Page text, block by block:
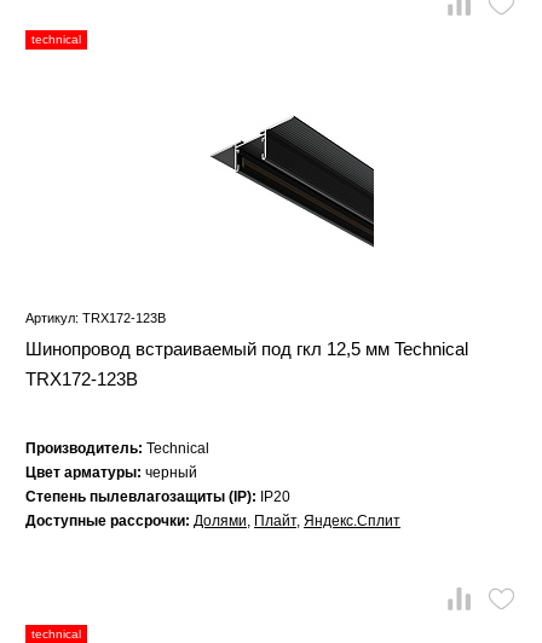
technical
Артикул: TRX172-123B
Шинопровод встраиваемый под гкл 12,5 мм Technical
TRX172-123B
Производитель: Technical
Цвет арматуры: черный
Степень пылевлагозащиты (IP):
IP20
Доступные рассрочки: Долями, Плайт, Яндекс.Сплит
technical